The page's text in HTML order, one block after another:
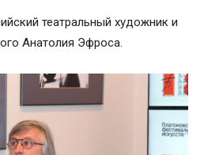
театральный художник и
Анатолия Эфроса.